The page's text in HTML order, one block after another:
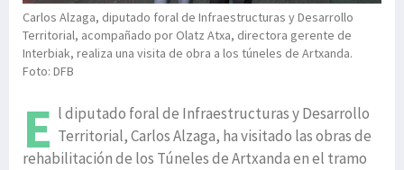
Carlos Alzaga, diputado foral de Infraestructuras y Desarrollo
Territorial, acompañado por Olatz Atxa, directora gerente de
Interbiak, realiza una visita de obra a los túneles de Artxanda.
Foto: DFB
E l diputado foral de Infraestructuras y Desarrollo
Territorial, Carlos Alzaga, ha visitado las obras de
rehabilitación de los Túneles de Artxanda en el tramo